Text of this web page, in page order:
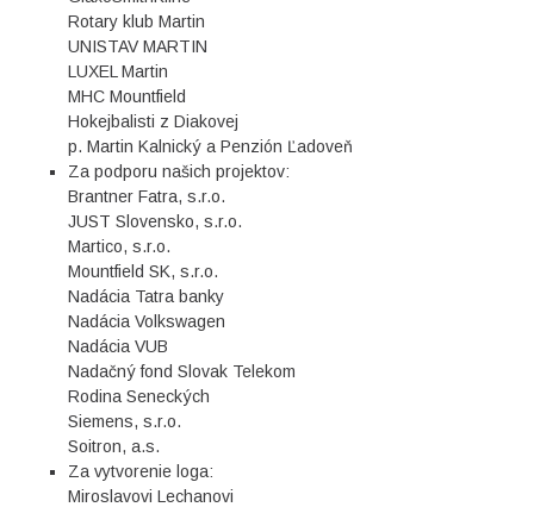
Rotary klub Martin
UNISTAV MARTIN
LUXEL Martin
MHC Mountfield
Hokejbalisti z Diakovej
p. Martin Kalnický a Penzión Ľadoveň
Za podporu našich projektov:
Brantner Fatra, s.r.o.
JUST Slovensko, s.r.o.
Martico, s.r.o.
Mountfield SK, s.r.o.
Nadácia Tatra banky
Nadácia Volkswagen
Nadácia VUB
Nadačný fond Slovak Telekom
Rodina Seneckých
Siemens, s.r.o.
Soitron, a.s.
Za vytvorenie loga:
Miroslavovi Lechanovi